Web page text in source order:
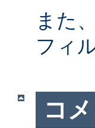
また、
フィ
コ